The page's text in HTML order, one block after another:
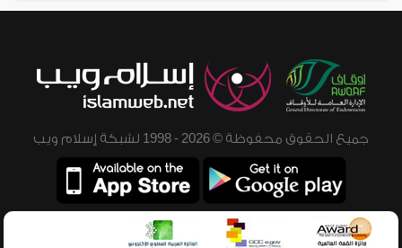
جميع الحقوق محفوظة © 2026 - 1998 لشبكة إسلام ويب